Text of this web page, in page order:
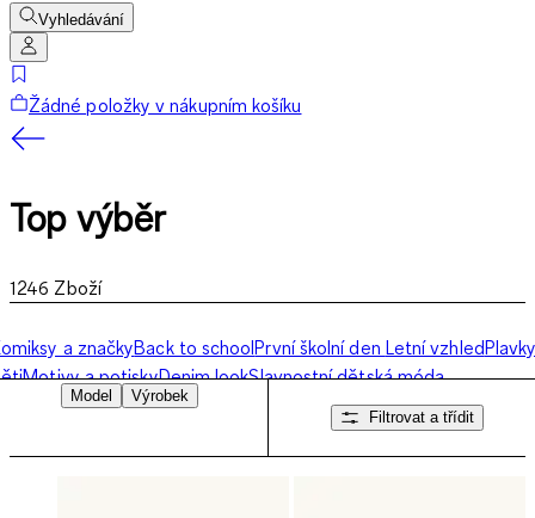
Vyhledávání
Žádné položky v nákupním košíku
Top výběr
1246 Zboží
a značkyBack to schoolPrvní školní den Letní vzhled
Motivy a potiskyDenim lookSlavnostní dětská móda
Model
Výrobek
Filtrovat a třídit